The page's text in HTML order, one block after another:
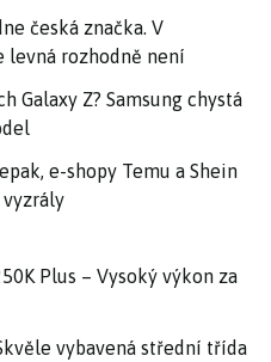
česká značka. V
rozhodně není
Galaxy Z? Samsung chystá
e-shopy Temu a Shein
Plus – Vysoký výkon za
vybavená střední třída